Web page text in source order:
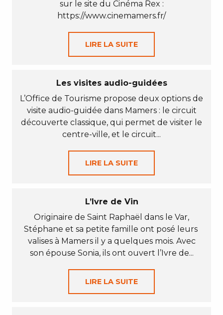
sur le site du Cinéma Rex :
https://www.cinemamers.fr/
LIRE LA SUITE
Les visites audio-guidées
L’Office de Tourisme propose deux options de
visite audio-guidée dans Mamers : le circuit
découverte classique, qui permet de visiter le
centre-ville, et le circuit...
LIRE LA SUITE
L’Ivre de Vin
Originaire de Saint Raphaël dans le Var,
Stéphane et sa petite famille ont posé leurs
valises à Mamers il y a quelques mois. Avec
son épouse Sonia, ils ont ouvert l’Ivre de...
LIRE LA SUITE